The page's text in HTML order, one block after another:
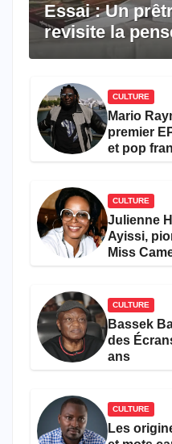
Essai : Un
revisite la
CULTURE
Mario
premier
et pop
CULTURE
Julienne
Ayissi,
Miss
CULTURE
Bassek
des
ans
CULTURE
Les